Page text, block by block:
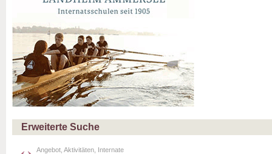
Erweiterte Suche
Angebot, Aktivitäten, Internate